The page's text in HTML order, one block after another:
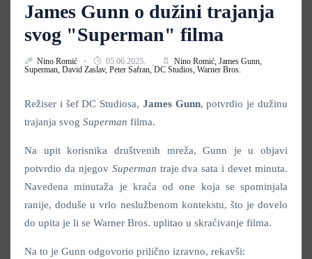
James Gunn o dužini trajanja
svog "Superman" filma
Nino Romić 05.06.2025. Nino Romić, James Gunn,
Superman, David Zaslav, Peter Safran, DC Studios, Warner Bros.
Režiser i šef DC Studiosa, James Gunn, potvrdio je dužinu
trajanja svog Superman filma.
Na upit korisnika društvenih mreža, Gunn je u objavi
potvrdio da njegov Superman traje dva sata i devet minuta.
Navedena minutaža je kraća od one koja se spominjala
ranije, doduše u vrlo neslužbenom kontekstu, što je dovelo
do upita je li se Warner Bros. uplitao u skraćivanje filma.
Na to je Gunn odgovorio prilično izravno, rekavši: